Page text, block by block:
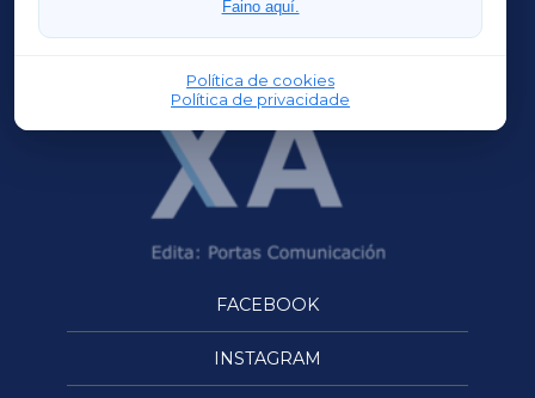
Faino aquí.
Política de cookies
Política de privacidade
OURENSEXA
FACEBOOK
INSTAGRAM